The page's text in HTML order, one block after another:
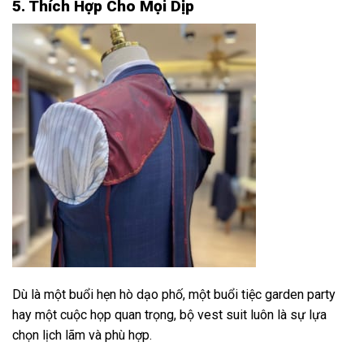
5. Thích Hợp Cho Mọi Dịp
Dù là một buổi hẹn hò dạo phố, một buổi tiệc garden party
hay một cuộc họp quan trọng, bộ vest suit luôn là sự lựa
chọn lịch lãm và phù hợp.